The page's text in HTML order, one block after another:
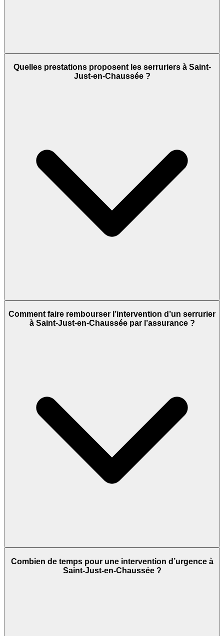
Quelles prestations proposent les serruriers à Saint-
Just-en-Chaussée ?
Comment faire rembourser l’intervention d’un serrurier
à Saint-Just-en-Chaussée par l’assurance ?
Combien de temps pour une intervention d’urgence à
Saint-Just-en-Chaussée ?